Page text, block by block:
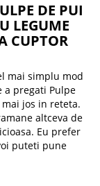
DE PUI
LEGUME
CUPTOR
mai simplu mod
a pregati Pulpe
jos in reteta.
altceva de
Eu prefer
puteti pune